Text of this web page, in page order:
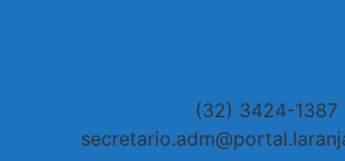
(32) 3424-1387